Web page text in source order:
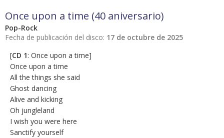
Once upon a time (40 aniversario)
Pop-Rock
Fecha de publicación del disco: 17 de octubre de 2025
[CD 1: Once upon a time]
Once upon a time
All the things she said
Ghost dancing
Alive and kicking
Oh jungleland
I wish you were here
Sanctify yourself